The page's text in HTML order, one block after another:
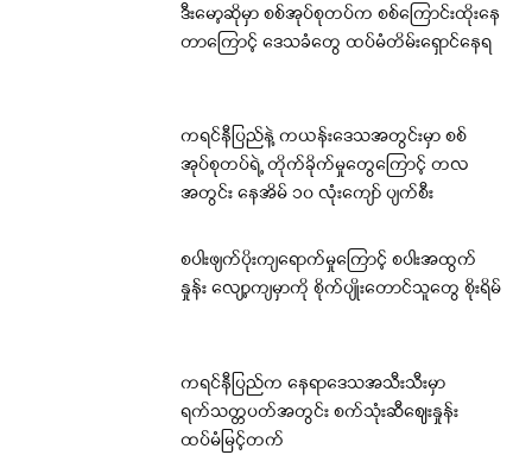
ဒီးမော့ဆိုမှာ စစ်အုပ်စုတပ်က စစ်ကြောင်းထိုးနေ
တာကြောင့် ဒေသခံတွေ ထပ်မံတိမ်းရှောင်နေရ
ကရင်နီပြည်နဲ့ ကယန်းဒေသအတွင်းမှာ စစ်
အုပ်စုတပ်ရဲ့ တိုက်ခိုက်မှုတွေကြောင့် တလ
အတွင်း နေအိမ် ၁၀ လုံးကျော် ပျက်စီး
စပါးဖျက်ပိုးကျရောက်မှုကြောင့် စပါးအထွက်
နှုန်း လျော့ကျမှာကို စိုက်ပျိုးတောင်သူတွေ စိုးရိမ်
ကရင်နီပြည်က နေရာဒေသအသီးသီးမှာ
ရက်သတ္တပတ်အတွင်း စက်သုံးဆီဈေးနှုန်း
ထပ်မံမြင့်တက်